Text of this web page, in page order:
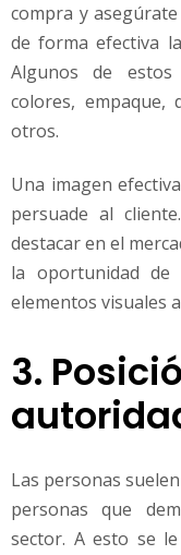
compra y
de forma efectiva
Algunos de
colores, empaque,
otros.
Una imagen
persuade al
destacar en el
la oportunidad
elementos visuales
3.
Las personas
personas que
sector. A esto se